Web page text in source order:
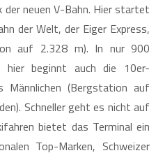
neuen V-Bahn. Hier startet
der Welt, der Eiger Express,
auf 2.328 m). In nur 900
hier beginnt auch die 10er-
Männlichen (Bergstation auf
Schneller geht es nicht auf
bietet das Terminal ein
Top-Marken, Schweizer